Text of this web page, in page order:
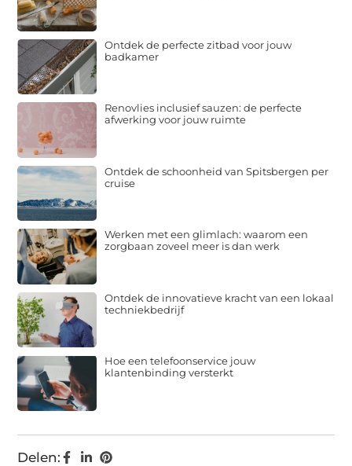
Delen:
Ontdek de perfecte zitbad voor jouw
badkamer
Renovlies inclusief sauzen: de perfecte
afwerking voor jouw ruimte
Ontdek de schoonheid van Spitsbergen per
cruise
Werken met een glimlach: waarom een
zorgbaan zoveel meer is dan werk
Ontdek de innovatieve kracht van een lokaal
techniekbedrijf
Hoe een telefoonservice jouw
klantenbinding versterkt